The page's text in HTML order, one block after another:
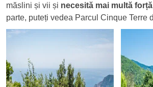
măslini și vii și necesită mai multă
parte, puteți vedea Parcul Cinque Terre